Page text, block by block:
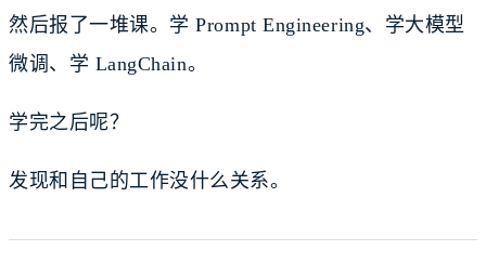
然后报了一堆课。学 Prompt Engineering、学大模型
微调、学 LangChain。
学完之后呢？
发现和自己的工作没什么关系。